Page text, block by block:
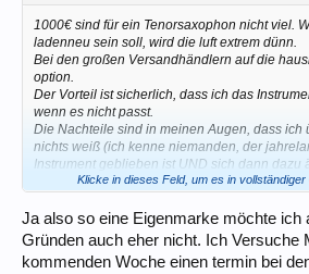
1000€ sind für ein Tenorsaxophon nicht viel.
ladenneu sein soll, wird die luft extrem dünn.
Bei den großen Versandhändlern auf die
option.
Der Vorteil ist sicherlich, dass ich das
wenn es nicht passt.
Die Nachteile sind in meinen Augen, dass ich
nichts weiß (ich kenne niemanden, der
Instrument geblieben ist UND sich dann dazu
es bis heute dann diverse "facelifts", also das
Verkauf verliere ich ggf mehr Geld als bei
Instrument eines namhaften Herstellers bzw
Klicke in dieses Feld, um es in
Ja also so eine Eigenmarke möchte ich
Gründen auch eher nicht. Ich Versuche
kommenden Woche einen termin bei